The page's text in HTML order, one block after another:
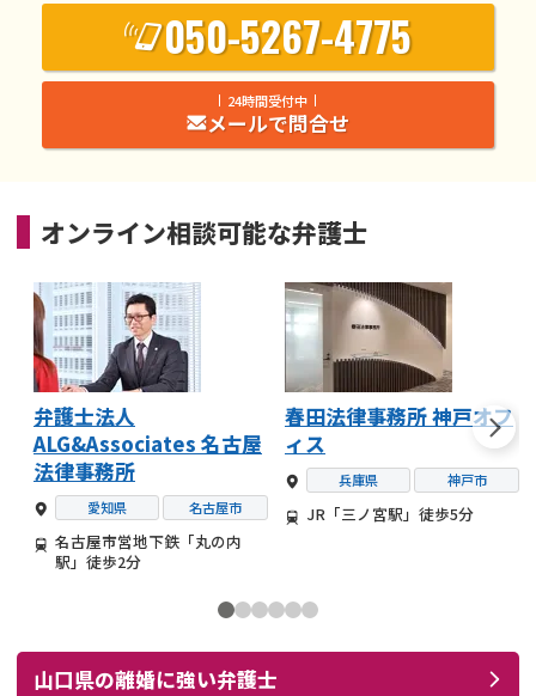
050-5267-4775
24時間受付中
メールで問合せ
オンライン相談可能な弁護士
弁護士法人
ALG&Associates 名古屋
法律事務所
愛知県 名古屋市
名古屋市営地下鉄「丸の内
駅」徒歩2分
春田法律事務所 神戸オフ
ィス
兵庫県 神戸市
JR「三ノ宮駅」徒歩5分
山口県の離婚に強い弁護士